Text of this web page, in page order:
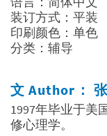
装订方式：平装
印刷颜色：单色
分类：辅导
文 Author：
1997年毕业于美
修心理学。